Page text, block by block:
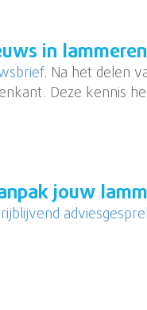
in
. Na het delen
Deze kennis
jouw